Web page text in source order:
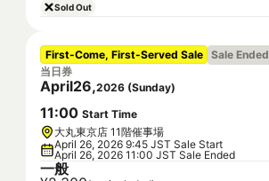
Sold Out
First-Come, First-Served Sale Sale Ended
当日券
April26,2026 (Sunday)
11:00 Start Time
大丸東京店 11階催事場
April 26, 2026 9:45 JST Sale Start
April 26, 2026 11:00 JST Sale Ended
一般